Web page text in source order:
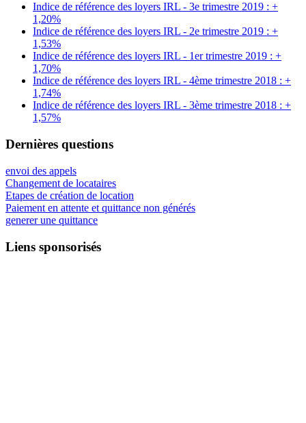
Indice de référence des loyers IRL - 3e trimestre 2019 : +
1,20%
Indice de référence des loyers IRL - 2e trimestre 2019 : +
1,53%
Indice de référence des loyers IRL - 1er trimestre 2019 : +
1,70%
Indice de référence des loyers IRL - 4ème trimestre 2018 : +
1,74%
Indice de référence des loyers IRL - 3ème trimestre 2018 : +
1,57%
Dernières questions
envoi des appels
Changement de locataires
Etapes de création de location
Paiement en attente et quittance non générés
generer une quittance
Liens sponsorisés